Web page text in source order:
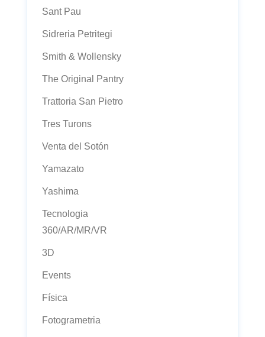
Sant Pau
Sidreria Petritegi
Smith & Wollensky
The Original Pantry
Trattoria San Pietro
Tres Turons
Venta del Sotón
Yamazato
Yashima
Tecnologia
360/AR/MR/VR
3D
Events
Física
Fotogrametria